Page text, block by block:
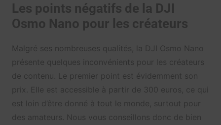
Les points négatifs de la DJI
Osmo Nano pour les créateurs
Malgré ses nombreuses qualités, la DJI Osmo Nano
présente quelques inconvénients pour les créateurs
de contenu. Le premier point est évidemment son
prix. Elle est accessible à partir de 300 euros, ce qui
est loin d’être donné à tout le monde, surtout pour
des amateurs. Nous vous conseillons donc de bien